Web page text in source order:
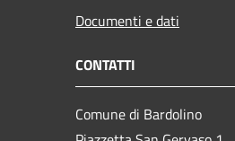
Documenti e dati
CONTATTI
Comune di Bardolino